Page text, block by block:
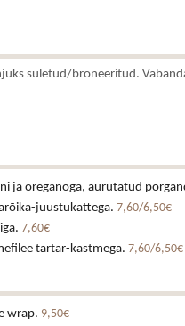
suletud/broneeritud.
ja oreganoga, aurutatud
juustukattega. 7,60/6,50€
7,60€
tartar-kastmega. 7,60/6,50€
wrap. 9,50€